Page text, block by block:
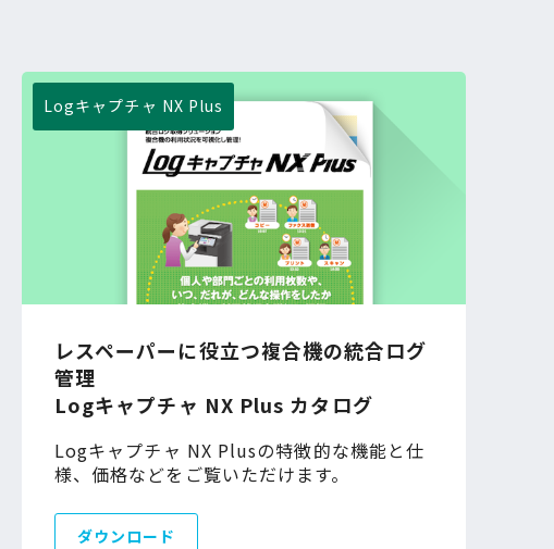
Logキャプチャ NX Plus
レスペーパーに役立つ複合機の統合ログ
管理
Logキャプチャ NX Plus カタログ
Logキャプチャ NX Plusの特徴的な機能と仕
様、価格などをご覧いただけます。
ダウンロード